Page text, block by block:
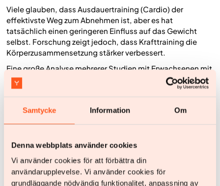
Samtycke Information Om
Denna webbplats använder cookies
Vi använder cookies för att förbättra din
användarupplevelse. Vi använder cookies för
grundläggande nödvändig funktionalitet, anpassning av
Viele glauben, dass Ausdauertraining (Cardio) der
effektivste Weg zum Abnehmen ist, aber es hat
tatsächlich einen geringeren Einfluss auf das Gewicht
selbst. Forschung zeigt jedoch, dass Krafttraining die
Körperzusammensetzung stärker verbessert.
Eine große Analyse mehrerer Studien mit Erwachsenen mit
Übergewicht oder Adipositas zeigt, dass Krafttraining
Körperfett reduzieren und gleichzeitig den Erhalt der
Krafttraining wirkt sich zudem positiv auf Blutfettwerte,
Insulinspiegel und Entzündungsmarker aus – es verbessert
Gesundheit.
Heißt das, du solltest auf Ausdauertraining verzichten?
Keineswegs. Cardio hat viele wichtige Vorteile,